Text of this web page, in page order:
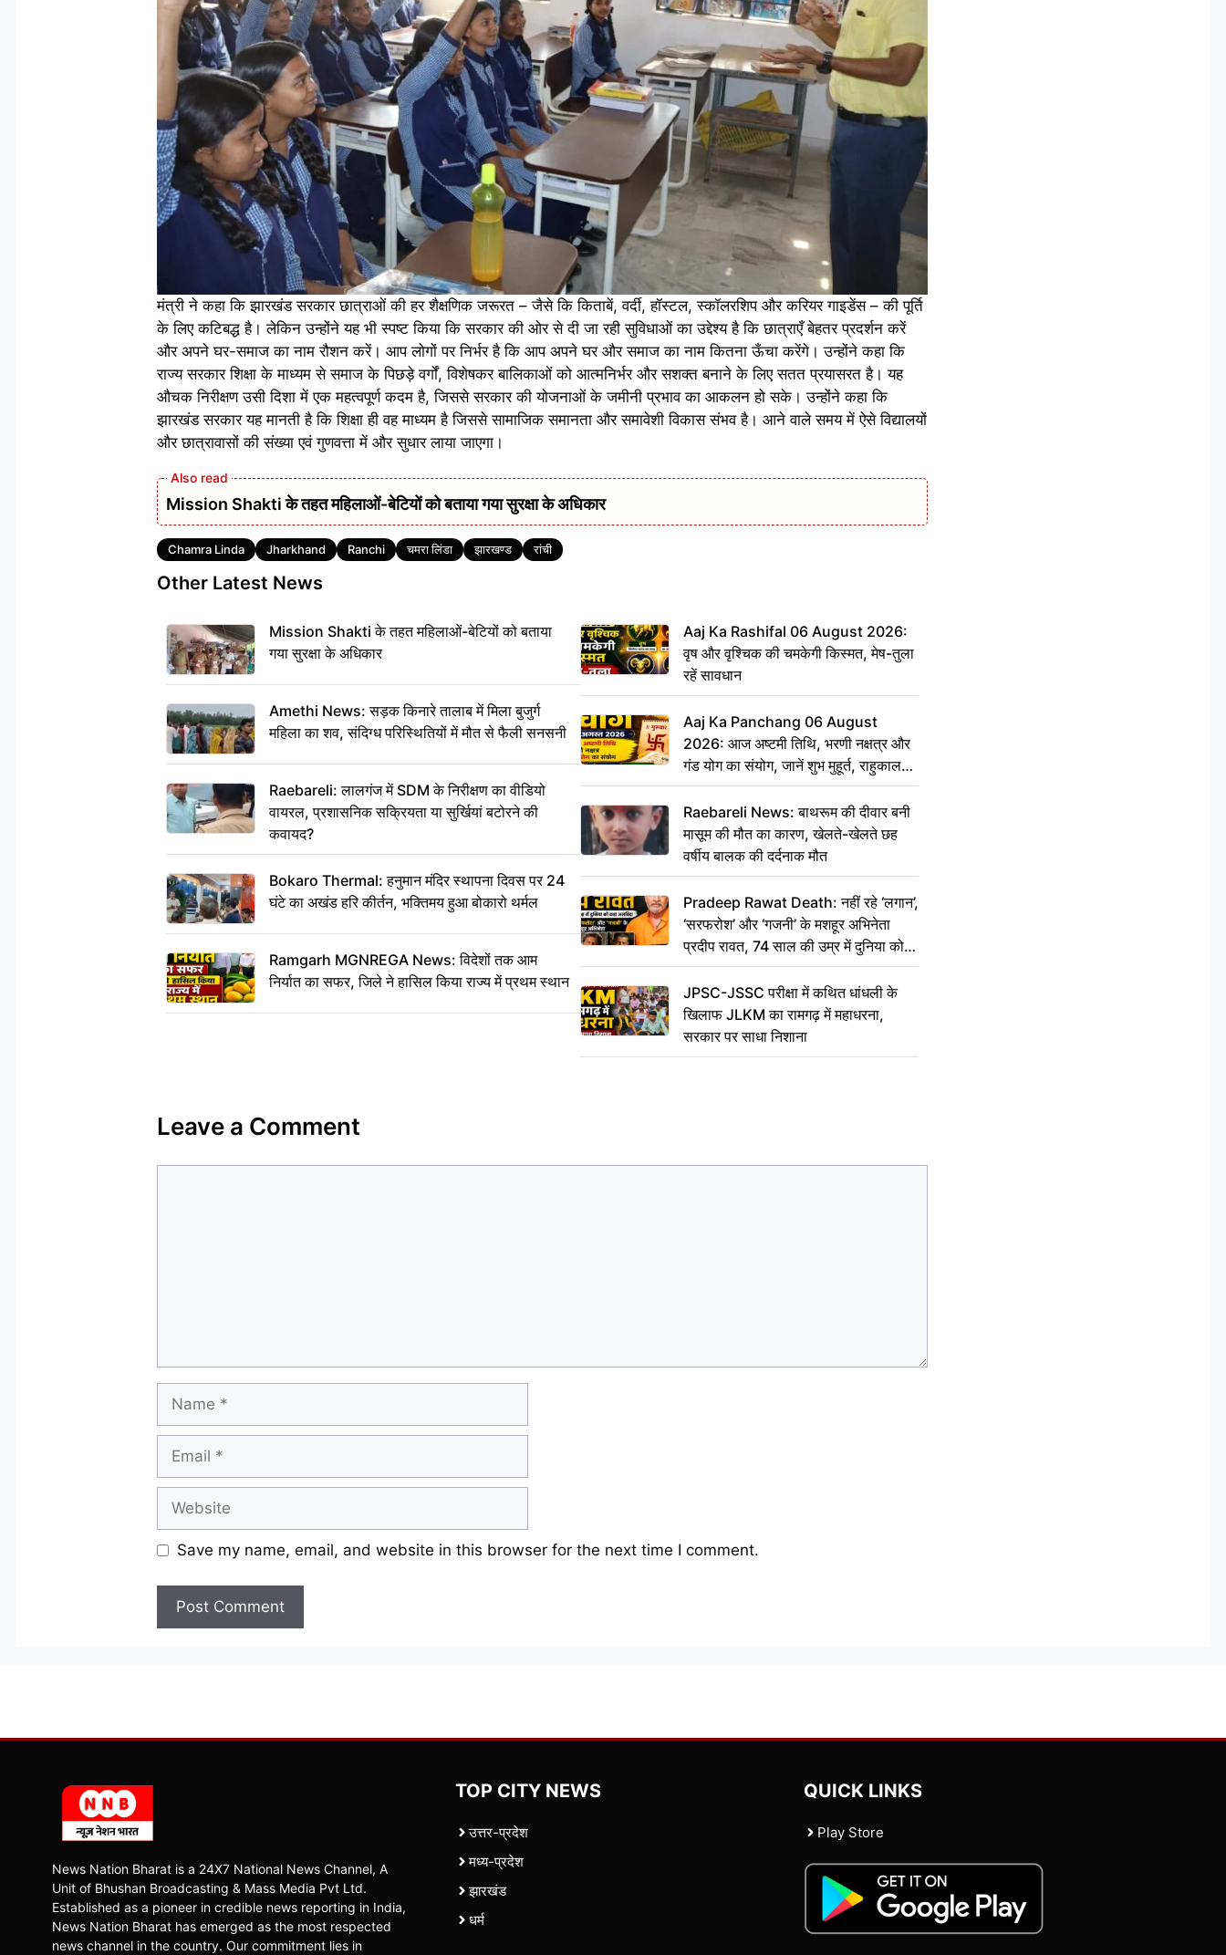
मंत्री ने कहा कि झारखंड सरकार छात्राओं की हर शैक्षणिक जरूरत – जैसे कि किताबें, वर्दी, हॉस्टल, स्कॉलरशिप और करियर गाइडेंस – की पूर्ति
के लिए कटिबद्ध है। लेकिन उन्होंने यह भी स्पष्ट किया कि सरकार की ओर से दी जा रही सुविधाओं का उद्देश्य है कि छात्राएँ बेहतर प्रदर्शन करें
और अपने घर-समाज का नाम रौशन करें। आप लोगों पर निर्भर है कि आप अपने घर और समाज का नाम कितना ऊँचा करेंगे। उन्होंने कहा कि
राज्य सरकार शिक्षा के माध्यम से समाज के पिछड़े वर्गों, विशेषकर बालिकाओं को आत्मनिर्भर और सशक्त बनाने के लिए सतत प्रयासरत है। यह
औचक निरीक्षण उसी दिशा में एक महत्वपूर्ण कदम है, जिससे सरकार की योजनाओं के जमीनी प्रभाव का आकलन हो सके। उन्होंने कहा कि
झारखंड सरकार यह मानती है कि शिक्षा ही वह माध्यम है जिससे सामाजिक समानता और समावेशी विकास संभव है। आने वाले समय में ऐसे विद्यालयों
और छात्रावासों की संख्या एवं गुणवत्ता में और सुधार लाया जाएगा।
Mission Shakti के तहत महिलाओं-बेटियों को बताया गया सुरक्षा के अधिकार
Tags
Chamra Linda Jharkhand Ranchi चमरा लिंडा झारखण्ड रांची
Other Latest News
Mission Shakti के तहत महिलाओं-बेटियों को बताया
गया सुरक्षा के अधिकार
Amethi News: सड़क किनारे तालाब में मिला बुजुर्ग
महिला का शव, संदिग्ध परिस्थितियों में मौत से फैली सनसनी
Raebareli: लालगंज में SDM के निरीक्षण का वीडियो
वायरल, प्रशासनिक सक्रियता या सुर्खियां बटोरने की
कवायद?
Bokaro Thermal: हनुमान मंदिर स्थापना दिवस पर 24
घंटे का अखंड हरि कीर्तन, भक्तिमय हुआ बोकारो थर्मल
Ramgarh MGNREGA News: विदेशों तक आम
निर्यात का सफर, जिले ने हासिल किया राज्य में प्रथम स्थान
Aaj Ka Rashifal 06 August 2026:
वृष और वृश्चिक की चमकेगी किस्मत, मेष-तुला
रहें सावधान
Aaj Ka Panchang 06 August
2026: आज अष्टमी तिथि, भरणी नक्षत्र और
गंड योग का संयोग, जानें शुभ मुहूर्त, राहुकाल
और दिनभर का पंचांग
Raebareli News: बाथरूम की दीवार बनी
मासूम की मौत का कारण, खेलते-खेलते छह
वर्षीय बालक की दर्दनाक मौत
Pradeep Rawat Death: नहीं रहे ‘लगान’,
‘सरफरोश’ और ‘गजनी’ के मशहूर अभिनेता
प्रदीप रावत, 74 साल की उम्र में दुनिया को
कहा अलविदा
JPSC-JSSC परीक्षा में कथित धांधली के
खिलाफ JLKM का रामगढ़ में महाधरना,
सरकार पर साधा निशाना
Leave a Comment
Name
Email
Website
Save my name, email, and website in this browser for the next time I comment.
News Nation Bharat is a 24X7 National News Channel, A
Unit of Bhushan Broadcasting & Mass Media Pvt Ltd.
Established as a pioneer in credible news reporting in India,
News Nation Bharat has emerged as the most respected
news channel in the country. Our commitment lies in
TOP CITY NEWS
उत्तर-प्रदेश
मध्य-प्रदेश
झारखंड
धर्म
QUICK LINKS
Play Store